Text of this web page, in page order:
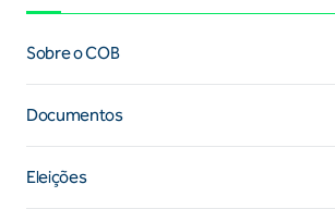
Sobre o COB
Documentos
Eleições